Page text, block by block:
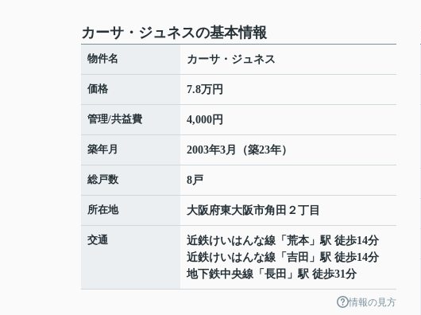
カーサ・ジュネスの基本情報
物件名 カーサ・ジュネス
価格 7.8万円
管理/共益費 4,000円
築年月 2003年3月（築23年）
総戸数 8戸
所在地 大阪府東大阪市角田 ２丁目
交通 近鉄けいはんな線 「 荒本 」駅 徒歩14分
近鉄けいはんな線 「 吉田 」駅 徒歩14分
地下鉄中央線 「 長田 」駅 徒歩31分
情報の見方